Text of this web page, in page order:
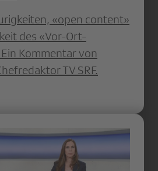
«open content»
des «Vor-Ort-
Kommentar von
TV SRF.